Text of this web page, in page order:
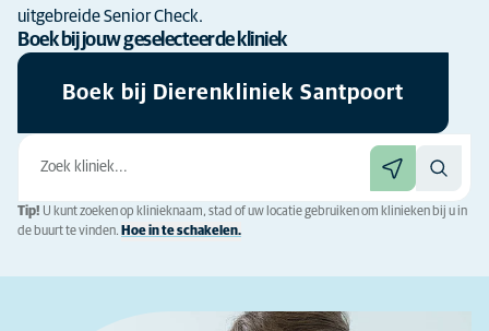
uitgebreide Senior Check.
Tip! U kunt zoeken op klinieknaam, stad of uw locatie gebruiken om klinieken bij u in
de buurt te vinden. Hoe in te schakelen.
Boek bij jouw geselecteerde kliniek
Boek bij Dierenkliniek Santpoort